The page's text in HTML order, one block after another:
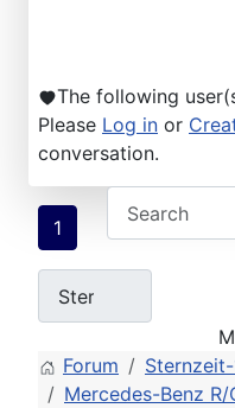
The following
Please Log in or
conversation.
1
Forum
Mercedes-Benz